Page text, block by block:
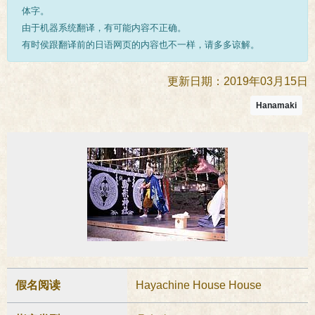
体字。
由于机器系统翻译，有可能内容不正确。
有时侯跟翻译前的日语网页的内容也不一样，请多多谅解。
更新日期：2019年03月15日
Hanamaki
假名阅读 Hayachine House House